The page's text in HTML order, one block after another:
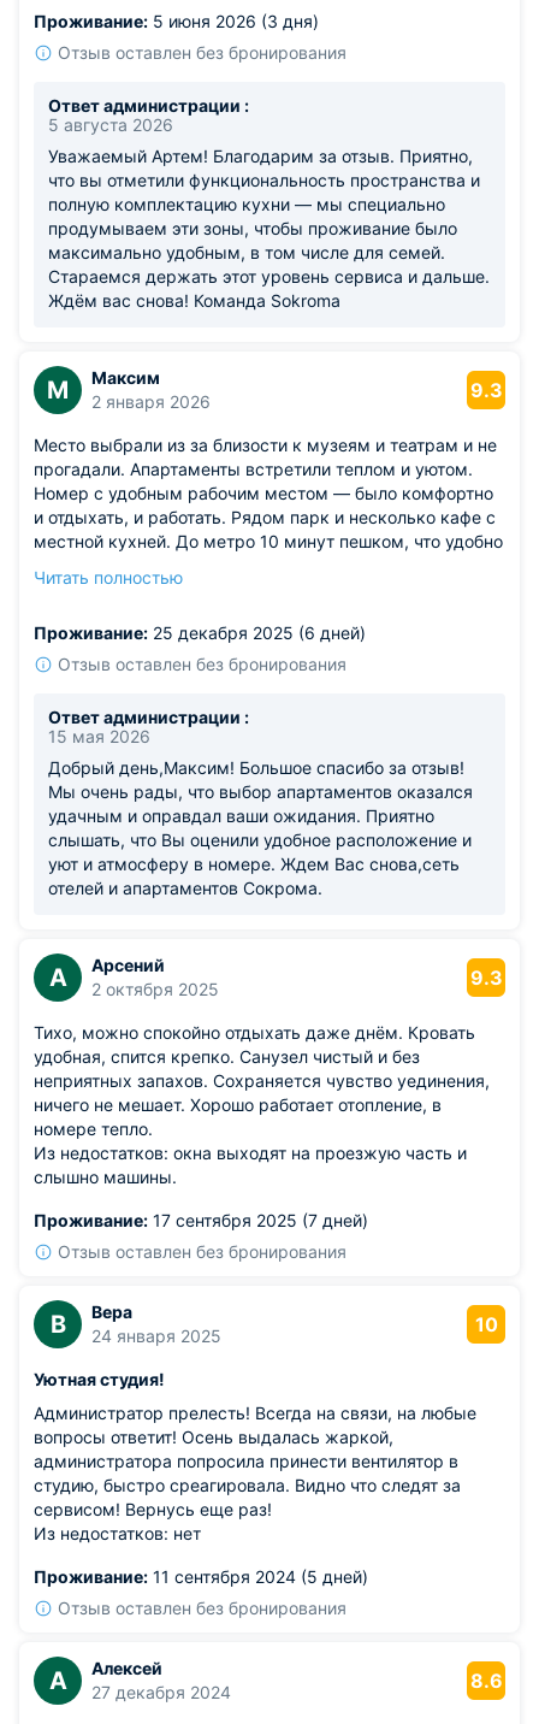
Проживание: 5 июня 2026 (3 дня)
Отзыв оставлен без бронирования
Ответ администрации :
5 августа 2026
Уважаемый Артем! Благодарим за отзыв. Приятно,
что вы отметили функциональность пространства и
полную комплектацию кухни — мы специально
продумываем эти зоны, чтобы проживание было
максимально удобным, в том числе для семей.
Стараемся держать этот уровень сервиса и дальше.
Ждём вас снова! Команда Sokroma
М
Максим
2 января 2026
9.3
Место выбрали из за близости к музеям и театрам и не
прогадали. Апартаменты встретили теплом и уютом.
Номер с удобным рабочим местом — было комфортно
и отдыхать, и работать. Рядом парк и несколько кафе с
местной кухней. До метро 10 минут пешком, что удобно
Из недостатков: из пожеланий — добавить завтрак в
приятное впечатление. Отличное место для культурного
отдыха в Питере!
Читать полностью
Проживание: 25 декабря 2025 (6 дней)
Отзыв оставлен без бронирования
Ответ администрации :
15 мая 2026
Добрый день,Максим! Большое спасибо за отзыв!
Мы очень рады, что выбор апартаментов оказался
удачным и оправдал ваши ожидания. Приятно
слышать, что Вы оценили удобное расположение и
уют и атмосферу в номере. Ждем Вас снова,сеть
отелей и апартаментов Сокрома.
А
Арсений
2 октября 2025
9.3
Тихо, можно спокойно отдыхать даже днём. Кровать
удобная, спится крепко. Санузел чистый и без
неприятных запахов. Сохраняется чувство уединения,
ничего не мешает. Хорошо работает отопление, в
номере тепло.
Из недостатков: окна выходят на проезжую часть и
слышно машины.
Проживание: 17 сентября 2025 (7 дней)
Отзыв оставлен без бронирования
В
Вера
24 января 2025
10
Уютная студия!
Администратор прелесть! Всегда на связи, на любые
вопросы ответит! Осень выдалась жаркой,
администратора попросила принести вентилятор в
студию, быстро среагировала. Видно что следят за
сервисом! Вернусь еще раз!
Из недостатков: нет
Проживание: 11 сентября 2024 (5 дней)
Отзыв оставлен без бронирования
А
Алексей
27 декабря 2024
8.6